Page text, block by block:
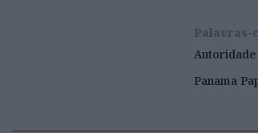
Palavras-
Panama